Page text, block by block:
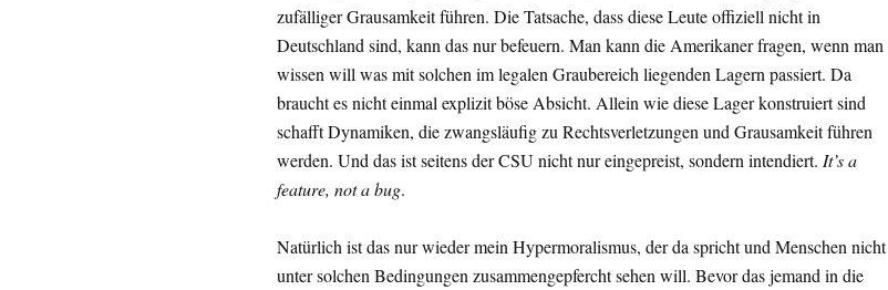
zufälliger Grausamkeit führen. Die Tatsache, dass diese Leute offiziell nicht in
Deutschland sind, kann das nur befeuern. Man kann die Amerikaner fragen, wenn man
wissen will was mit solchen im legalen Graubereich liegenden Lagern passiert. Da
braucht es nicht einmal explizit böse Absicht. Allein wie diese Lager konstruiert sind
schafft Dynamiken, die zwangsläufig zu Rechtsverletzungen und Grausamkeit führen
werden. Und das ist seitens der CSU nicht nur eingepreist, sondern intendiert. It’s a
feature, not a bug.
Natürlich ist das nur wieder mein Hypermoralismus, der da spricht und Menschen nicht
unter solchen Bedingungen zusammengepfercht sehen will. Bevor das jemand in die